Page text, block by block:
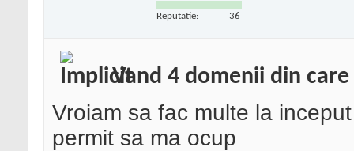
Reputatie: 36
Vand 4 domenii din
Vroiam sa fac multe la
permit sa ma ocup